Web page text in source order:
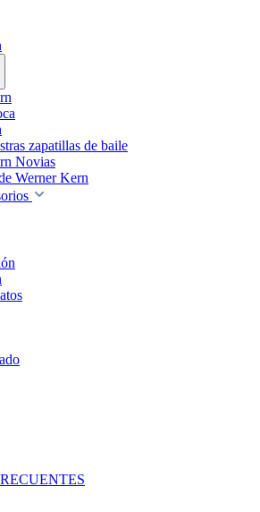
zapatillas de baile
Novias
Werner Kern